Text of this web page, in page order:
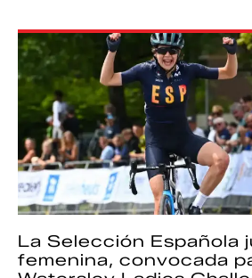
La Selección Española
femenina, convocada